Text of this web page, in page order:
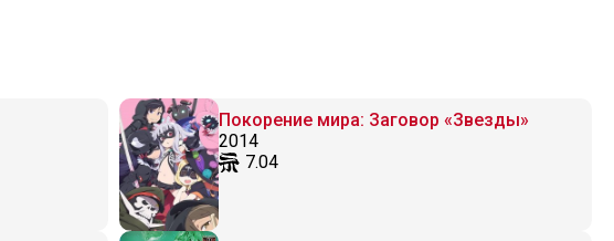
Покорение мира: Заговор «Звезды»
2014
7.04